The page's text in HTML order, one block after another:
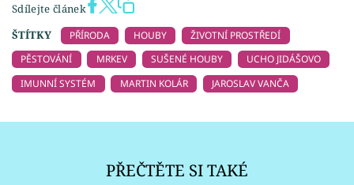
Sdílejte článek
ŠTÍTKY
PŘÍRODA HOUBY
ŽIVOTNÍ PROSTŘEDÍ
PĚSTOVÁNÍ
MRKEV SUŠENÉ HOUBY
UCHO JIDÁŠOVO
IMUNNÍ SYSTÉM
MARTIN KOLÁR JAROSLAV VANČA
PŘEČTĚTE SI TAKÉ